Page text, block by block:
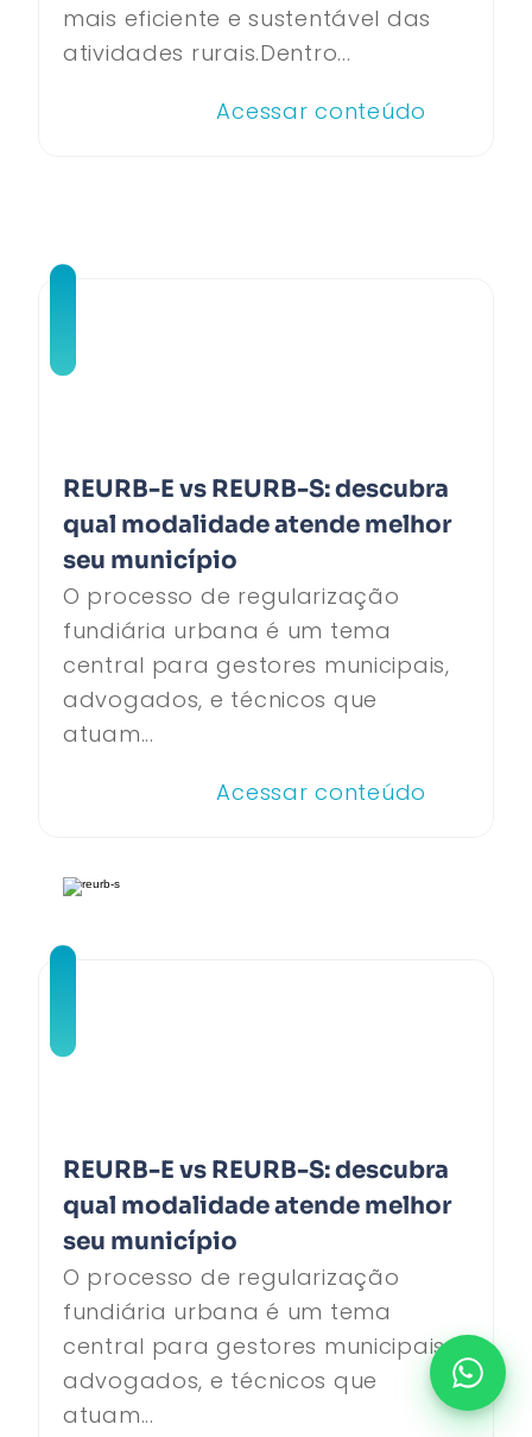
mais eficiente e sustentável das
atividades rurais.Dentro...
Acessar conteúdo
REURB-E vs REURB-S: descubra
qual modalidade atende melhor
seu município
O processo de regularização
fundiária urbana é um tema
central para gestores municipais,
advogados, e técnicos que
atuam...
Acessar conteúdo
REURB-E vs REURB-S: descubra
qual modalidade atende melhor
seu município
O processo de regularização
fundiária urbana é um tema
central para gestores municipais,
advogados, e técnicos que
atuam...